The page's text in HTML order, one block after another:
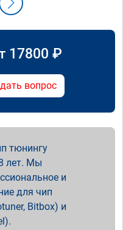
17800 ₽
вопрос
тюнингу
лет. Мы
и
для чип
Bitbox) и